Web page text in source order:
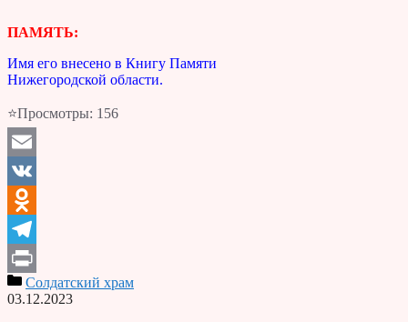
ПАМЯТЬ:
Имя его внесено в Книгу Памяти
Нижегородской области.
⭐Просмотры: 156
Email
VK
Odnoklassniki
Telegram
PrintСолдатский храм
03.12.2023